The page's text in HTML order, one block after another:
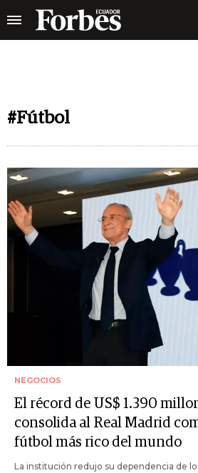
#Fútbol
NEGOCIOS
El récord de US$ 1.390
consolida al Real Madrid
fútbol más rico del mundo
La institución redujo su dependencia de